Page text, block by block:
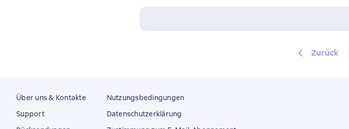
Zurück
Über uns & Kontakte
Support
Nutzungsbedingungen
Datenschutzerklärung